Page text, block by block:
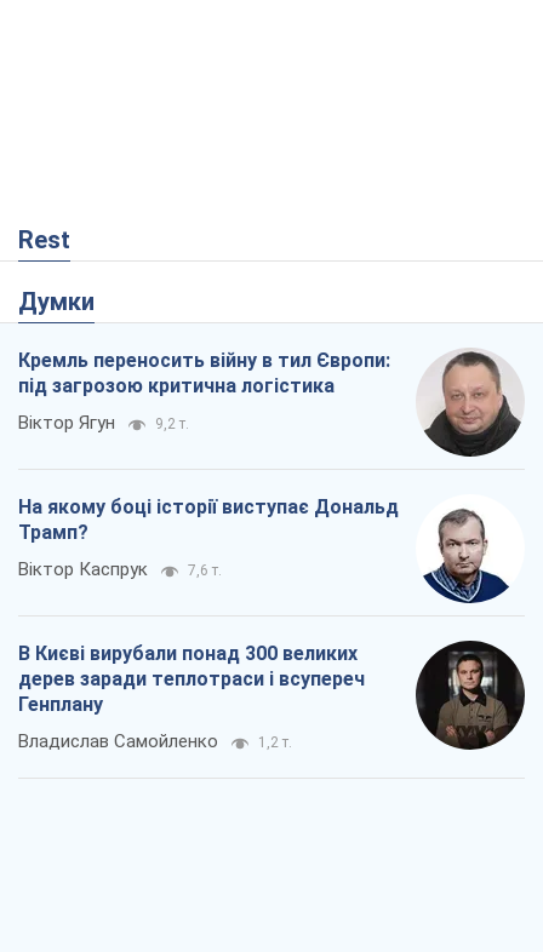
Rest
Думки
Кремль переносить війну в тил Європи:
під загрозою критична логістика
Віктор Ягун 9,2 т.
На якому боці історії виступає Дональд
Трамп?
Віктор Каспрук 7,6 т.
В Києві вирубали понад 300 великих
дерев заради теплотраси і всупереч
Генплану
Владислав Самойленко 1,2 т.